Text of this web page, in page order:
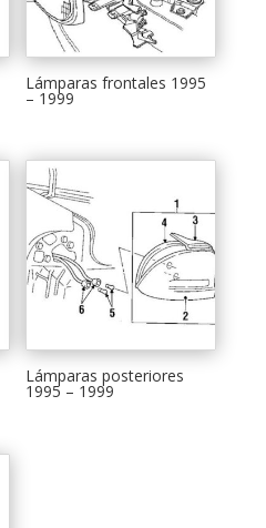
Lámparas frontales 1995
– 1999
Lámparas posteriores
1995 – 1999